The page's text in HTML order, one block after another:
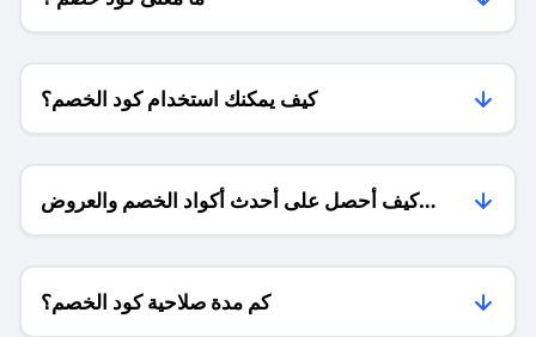
كيف يمكنك استخدام كود الخصم؟
كيف أحصل على أحدث أكواد الخصم والعروض
للمتاجر؟
كم مدة صلاحية كود الخصم؟